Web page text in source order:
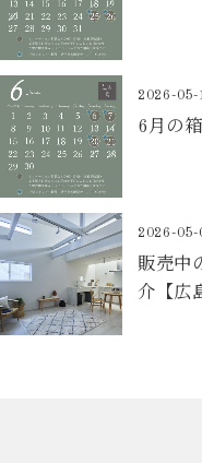
2026-05-
6月の
2026-05-
販売中
介【広